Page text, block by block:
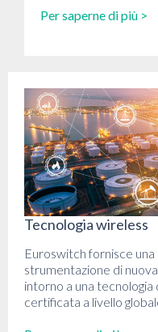
Per saperne di più >
Tecnologia wireless
Euroswitch fornisce
strumentazione di
intorno a una
certificata a livello